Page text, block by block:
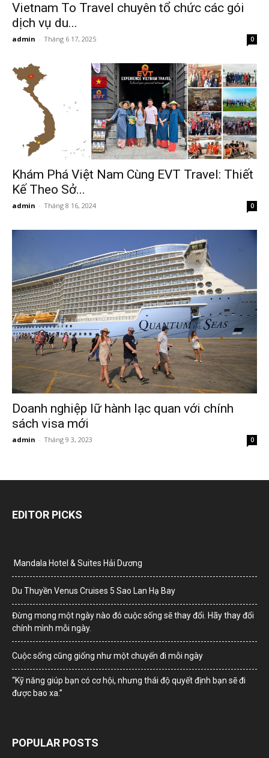
Vietnam To Travel chuyên tổ chức các gói
dịch vụ du...
admin - Tháng 6 17, 2025 0
Khám Phá Việt Nam Cùng EVT Travel: Thiết
Kế Theo Sở...
admin - Tháng 8 16, 2024 0
Doanh nghiệp lữ hành lạc quan với chính
sách visa mới
admin - Tháng 9 3, 2023 0
EDITOR PICKS
Mandala Hotel & Suites Hải Dương
Du Thuyền Venus Cruises 5 Sao Lan Hạ Bay
Đừng mong một ngày nào đó cuộc sống sẽ thay đổi. Hãy thay đổi
chính mình mỗi ngày.
Cuộc sống cũng giống như một chuyến đi mỗi ngày
“Kỹ năng giúp bạn có cơ hội, nhưng thái độ quyết định bạn sẽ đi
được bao xa.”
POPULAR POSTS